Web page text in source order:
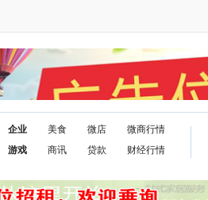
企业
游戏
美食
商讯
微店
贷款
微商行情
财经行情